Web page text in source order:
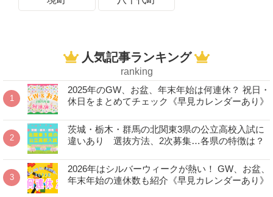
人気記事ランキング
ranking
2025年のGW、お盆、年末年始は何連休？ 祝日・
休日をまとめてチェック《早見カレンダーあり》
茨城・栃木・群馬の北関東3県の公立高校入試に
違いあり 選抜方法、2次募集…各県の特徴は？
2026年はシルバーウィークが熱い！ GW、お盆、
年末年始の連休数も紹介《早見カレンダーあり》